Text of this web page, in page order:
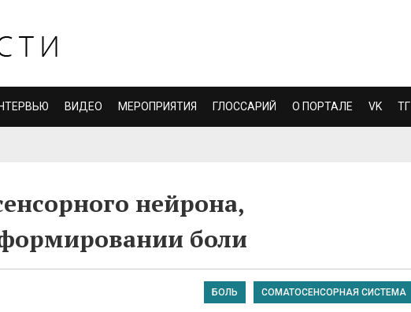
ВИДЕО МЕРОПРИЯТИЯ ГЛОССАРИЙ О ПОРТАЛЕ VK ТГ
нейрона,
боли
БОЛЬ СОМАТОСЕНСОРНАЯ СИСТЕМА